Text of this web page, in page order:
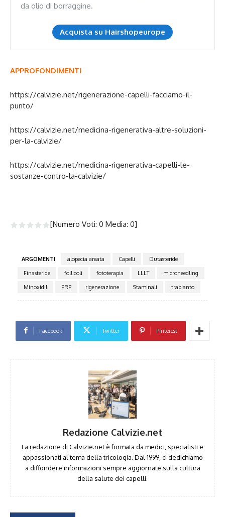
da olio di borraggine.
Acquista su Hairshopeurope
APPROFONDIMENTI
https://calvizie.net/rigenerazione-capelli-facciamo-il-
punto/
https://calvizie.net/medicina-rigenerativa-altre-soluzioni-
per-la-calvizie/
https://calvizie.net/medicina-rigenerativa-capelli-le-
sostanze-contro-la-calvizie/
[Numero Voti: 0 Media: 0]
ARGOMENTI alopecia areata Capelli
Dutasteride
Finasteride
follicoli fototerapia LLLT
microneedling
Minoxidil
PRP rigenerazione Staminali trapianto
Facebook Twitter Pinterest
Redazione Calvizie.net
La redazione di Calvizie.net è formata da medici, specialisti e
appassionati al tema della tricologia. Dal 1999, ci dedichiamo
a diffondere informazioni sempre aggiornate sulla cultura
della salute dei capelli.